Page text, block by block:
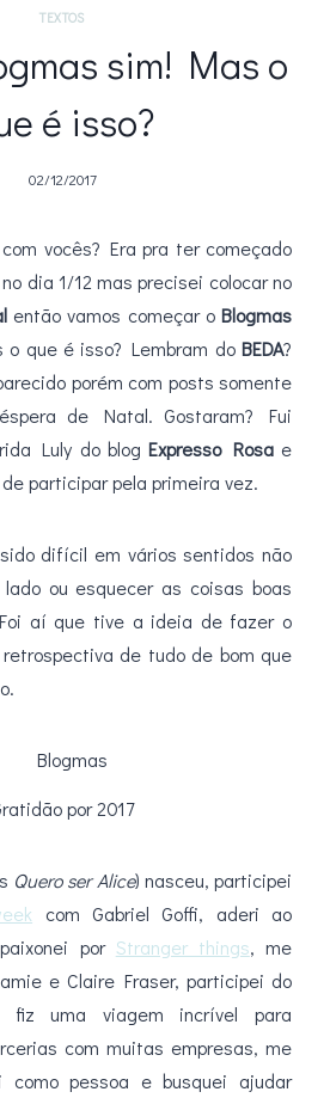
TEXTOS
sim! Mas o
é isso?
02/12/2017
vocês? Era pra ter começado
dia 1/12 mas precisei colocar no
então vamos começar oBlogmas
que é isso? Lembram do BEDA?
porém com posts somente
de Natal. Gostaram? Fui
Luly do blogExpresso Rosae
participar pela primeira vez.
difícil em vários sentidos não
ou esquecer as coisas boas
aí que tive a ideia de fazer o
retrospectiva de tudo de bom que
por 2017
Quero ser Alice) nasceu, participei
com Gabriel Goffi, aderi ao
por Stranger things, me
e Claire Fraser, participei do
fiz uma viagem incrível para
com muitas empresas, me
como pessoa e busquei ajudar